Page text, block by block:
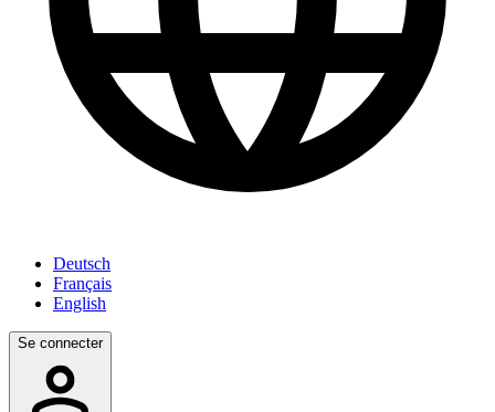
Deutsch
Français
English
Se connecter